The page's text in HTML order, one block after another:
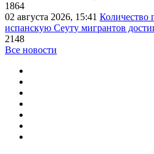
1864
02 августа 2026, 15:41 Количество
испанскую Сеуту мигрантов
2148
Все новости